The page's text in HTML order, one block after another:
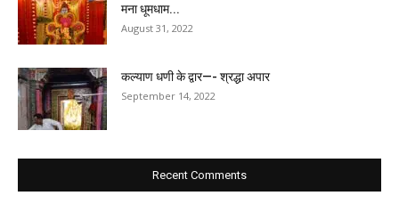
मना धूमधाम...
August 31, 2022
कल्याण धणी के द्वार—- श्रद्धा अपार
September 14, 2022
Recent Comments